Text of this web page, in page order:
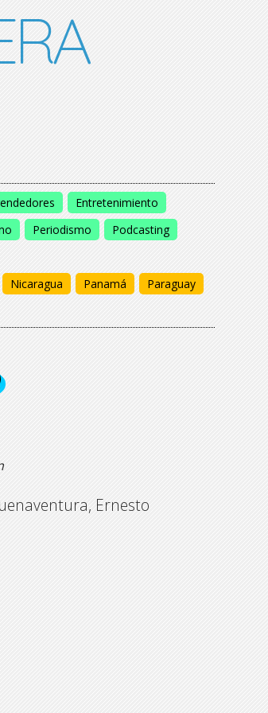
Entretenimiento
Periodismo
Podcasting
Nicaragua Panamá
Paraguay
Ernesto